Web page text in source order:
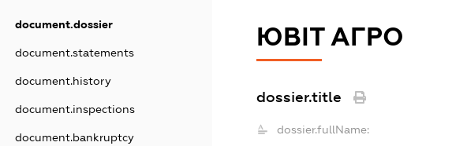
document.dossier
document.statements
document.history
document.inspections
document.bankruptcy
ЮВІТ АГРО
dossier.title
dossier.fullName: